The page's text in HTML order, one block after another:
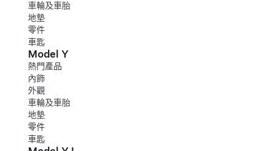
車輪及車胎
地墊
零件
車匙
Model Y
熱門產品
內飾
外觀
車輪及車胎
地墊
零件
車匙